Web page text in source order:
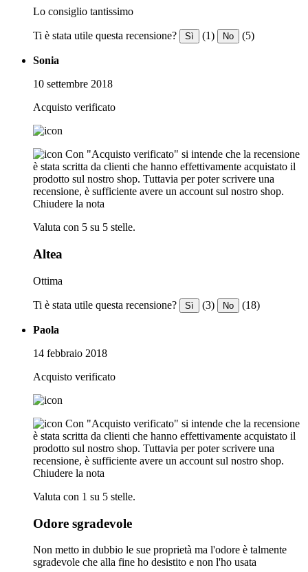
Lo consiglio tantissimo
Ti è stata utile questa recensione? Sì (1) No (5)
Sonia
10 settembre 2018
Acquisto verificato
Con "Acquisto verificato" si intende che la recensione
è stata scritta da clienti che hanno effettivamente acquistato il
prodotto sul nostro shop. Tuttavia per poter scrivere una
recensione, è sufficiente avere un account sul nostro shop.
Chiudere la nota
Valuta con 5 su 5 stelle.
Altea
Ottima
Ti è stata utile questa recensione? Sì (3) No (18)
Paola
14 febbraio 2018
Acquisto verificato
Con "Acquisto verificato" si intende che la recensione
è stata scritta da clienti che hanno effettivamente acquistato il
prodotto sul nostro shop. Tuttavia per poter scrivere una
recensione, è sufficiente avere un account sul nostro shop.
Chiudere la nota
Valuta con 1 su 5 stelle.
Odore sgradevole
Non metto in dubbio le sue proprietà ma l'odore è talmente
sgradevole che alla fine ho desistito e non l'ho usata